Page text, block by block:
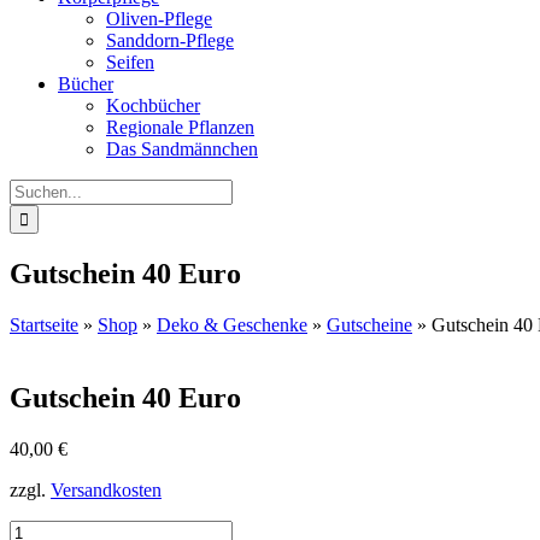
Oliven-Pflege
Sanddorn-Pflege
Seifen
Bücher
Kochbücher
Regionale Pflanzen
Das Sandmännchen
Suche
nach:
Gutschein 40 Euro
Startseite » Shop » Deko & Geschenke » Gutscheine » Gutschein 40
Gutschein 40 Euro
40,00 €
zzgl. Versandkosten
Gutschein